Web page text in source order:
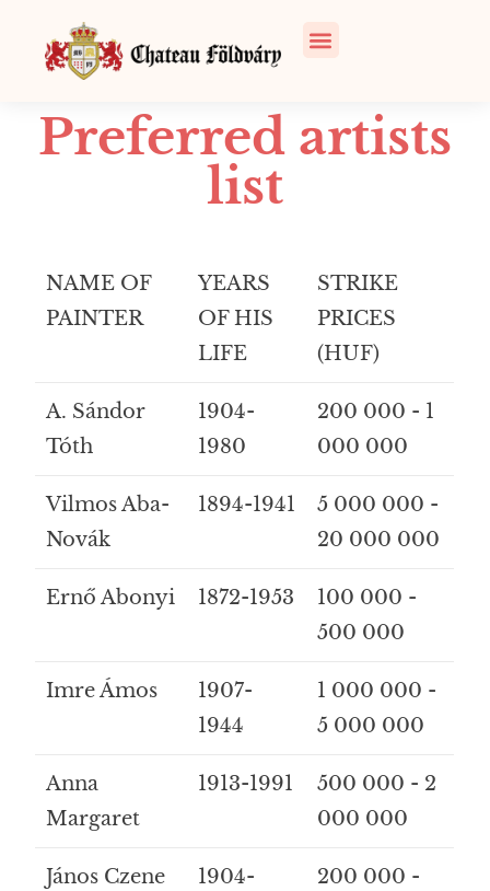
Preferred artists
list
NAME OF
PAINTER
YEARS
OF HIS
LIFE
STRIKE
PRICES
(HUF)
A. Sándor
Tóth
1904-
1980
200 000 - 1
000 000
Vilmos Aba-
Novák
1894-1941
5 000 000 -
20 000 000
Ernő Abonyi 1872-1953
100 000 -
500 000
Imre Ámos
1907-
1944
1 000 000 -
5 000 000
Anna
Margaret
1913-1991
500 000 - 2
000 000
János Czene
1904-
200 000 -